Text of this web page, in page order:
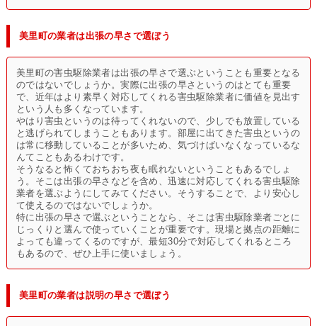
美里町の業者は出張の早さで選ぼう
美里町の害虫駆除業者は出張の早さで選ぶということも重要となる
のではないでしょうか。実際に出張の早さというのはとても重要
で、近年はより素早く対応してくれる害虫駆除業者に価値を見出す
という人も多くなっています。
やはり害虫というのは待ってくれないので、少しでも放置している
と逃げられてしまうこともあります。部屋に出てきた害虫というの
は常に移動していることが多いため、気づけばいなくなっているな
んてこともあるわけです。
そうなると怖くておちおち夜も眠れないということもあるでしょ
う。そこは出張の早さなどを含め、迅速に対応してくれる害虫駆除
業者を選ぶようにしてみてください。そうすることで、より安心し
て使えるのではないでしょうか。
特に出張の早さで選ぶということなら、そこは害虫駆除業者ごとに
じっくりと選んで使っていくことが重要です。現場と拠点の距離に
よっても違ってくるのですが、最短30分で対応してくれるところ
もあるので、ぜひ上手に使いましょう。
美里町の業者は説明の早さで選ぼう